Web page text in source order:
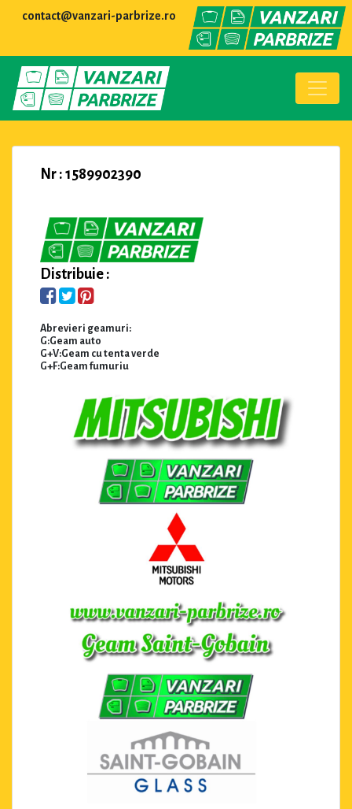
contact@vanzari-parbrize.ro
Nr : 1589902390
Distribuie :
Abrevieri geamuri:
G:Geam auto
G+V:Geam cu tenta verde
G+F:Geam fumuriu